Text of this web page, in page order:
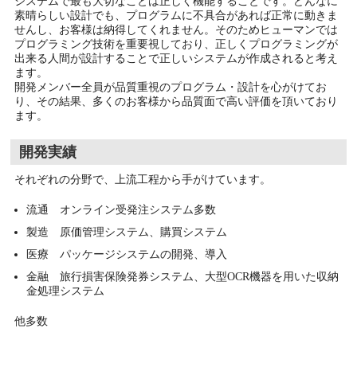
素晴らしい設計でも、プログラムに不具合があれば正常に動きま
せんし、お客様は納得してくれません。そのためヒューマンでは
プログラミング技術を重要視しており、正しくプログラミングが
出来る人間が設計することで正しいシステムが作成されると考え
ます。
開発メンバー全員が品質重視のプログラム・設計を心がけてお
り、その結果、多くのお客様から品質面で高い評価を頂いており
ます。
開発実績
それぞれの分野で、上流工程から手がけています。
流通 オンライン受発注システム多数
製造 原価管理システム、購買システム
医療 パッケージシステムの開発、導入
金融 旅行損害保険発券システム、大型OCR機器を用いた収納
金処理システム
他多数